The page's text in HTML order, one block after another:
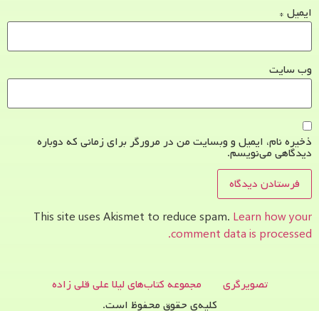
ایمیل *
وب‌ سایت
ذخیره نام، ایمیل و وبسایت من در مرورگر برای زمانی که دوباره
دیدگاهی می‌نویسم.
This site uses Akismet to reduce spam. Learn how your
comment data is processed.
تصویرگری
مجموعه کتاب‌های لیلا علی قلی زاده
کلیه‌ی حقوق محفوظ است.